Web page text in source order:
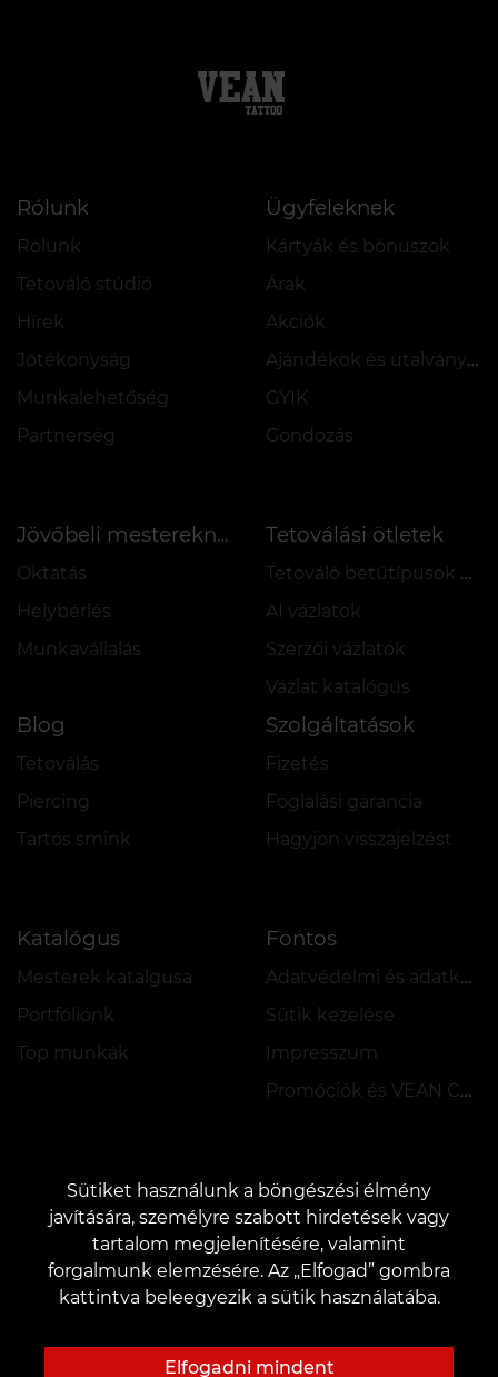
Rólunk
Rólunk
Tetováló stúdió
Hírek
Jótékonyság
Munkalehetőség
Partnerség
Ügyfeleknek
Kártyák és bónuszok
Árak
Akciók
Ajándékok és utalványok
GYIK
Gondozás
Jövőbeli mestereknek
Oktatás
Helybérlés
Munkavállalás
Tetoválási ötletek
Tetováló betűtípusok online
AI vázlatok
Szerzői vázlatok
Vázlat katalógus
Blog
Tetoválás
Piercing
Tartós smink
Szolgáltatások
Fizetés
Foglalási garancia
Hagyjon visszajelzést
Katalógus
Mesterek katalgusa
Portfóliónk
Top munkák
Fontos
Adatvédelmi és adatkezelési szabályzat
Sütik kezelése
Impresszum
Promóciók és VEAN COINS szabályzata
KAPCSOLAT
Kapcsolatfelvétel:customers@vean-tattoo.hu
Együttműködés:marketing.veantattoo@gmail.com
Panaszok és javaslatok:complaints@vean-tattoo.com
Sütiket használunk a böngészési élmény
javítására, személyre szabott hirdetések vagy
tartalom megjelenítésére, valamint
forgalmunk elemzésére. Az „Elfogad” gombra
kattintva beleegyezik a sütik használatába.
Elfogadni mindent